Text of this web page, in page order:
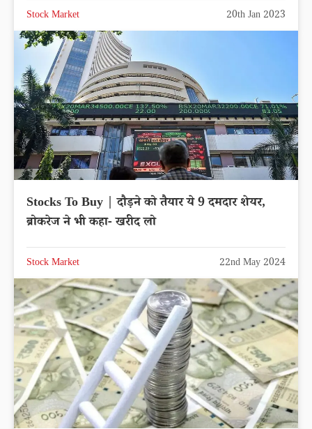
Stock Market 20th Jan 2023
Stocks To Buy | दौड़ने को तैयार ये 9 दमदार शेयर,
ब्रोकरेज ने भी कहा- खरीद लो
Stock Market 22nd May 2024